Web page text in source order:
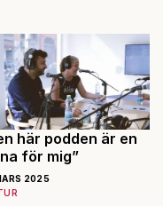
här podden är en
för mig”
2025